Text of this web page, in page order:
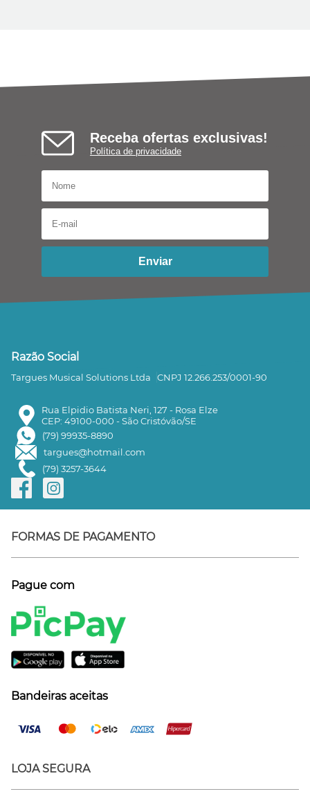
Receba ofertas exclusivas!
Política de privacidade
Enviar
Razão Social
Targues Musical Solutions Ltda CNPJ 12.266.253/0001-90
Rua Elpidio Batista Neri, 127 - Rosa Elze
CEP: 49100-000 - São Cristóvão/SE
(79) 99935-8890
targues@hotmail.com
(79) 3257-3644
FORMAS DE PAGAMENTO
Pague com
Bandeiras aceitas
LOJA SEGURA